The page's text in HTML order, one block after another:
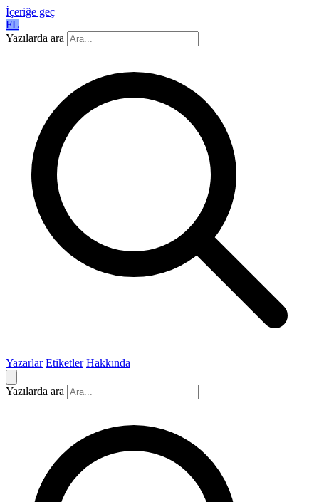
İçeriğe geç
FL
Yazılarda ara
Yazarlar Etiketler Hakkında
Yazılarda ara